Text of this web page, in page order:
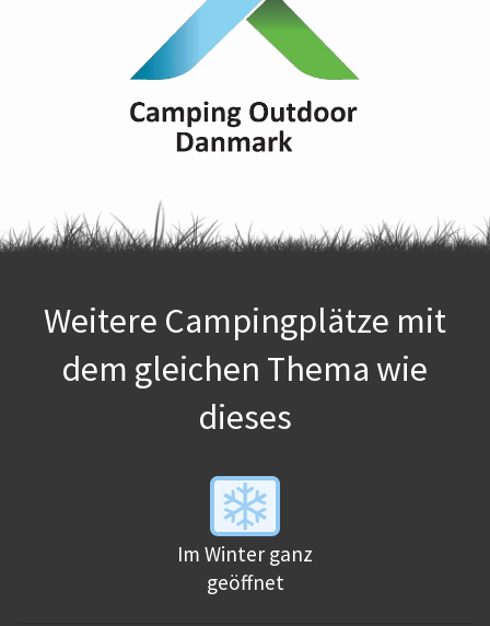
Weitere Campingplätze mit
dem gleichen Thema wie
dieses
Im Winter ganz
geöffnet